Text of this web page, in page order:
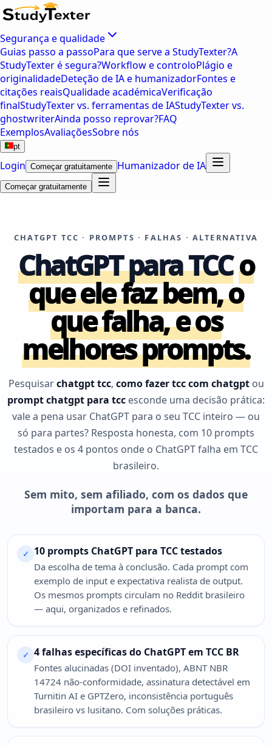
Segurança e qualidade
Guias passo a passoPara que serve a StudyTexter?A
StudyTexter é segura?Workflow e controloPlágio e
originalidadeDeteção de IA e humanizadorFontes e
citações reaisQualidade académicaVerificação
finalStudyTexter vs. ferramentas de IAStudyTexter vs.
ghostwriterAinda posso reprovar?FAQ
ExemplosAvaliaçõesSobre nós
pt
Login Começar gratuitamente Humanizador de IA
Começar gratuitamente
CHATGPT TCC · PROMPTS · FALHAS · ALTERNATIVA
ChatGPT para TCCo
que ele faz bem, o
que falha, e os
melhores prompts.
Pesquisarchatgpt tcc, como fazer tcc com chatgptou
prompt chatgpt para tcc esconde uma decisão prática:
vale a pena usar ChatGPT para o seu TCC inteiro — ou
só para partes? Resposta honesta, com 10 prompts
testados e os 4 pontos onde o ChatGPT falha em TCC
brasileiro.
Sem mito, sem afiliado, com os dados que
importam para a banca.
✓ 10 prompts ChatGPT para TCC testados
Da escolha de tema à conclusão. Cada prompt com
exemplo de input e expectativa realista de output.
Os mesmos prompts circulam no Reddit brasileiro
— aqui, organizados e refinados.
✓ 4 falhas específicas do ChatGPT em TCC BR
Fontes alucinadas (DOI inventado), ABNT NBR
14724 não-conformidade, assinatura detectável em
Turnitin AI e GPTZero, inconsistência português
brasileiro vs lusitano. Com soluções práticas.